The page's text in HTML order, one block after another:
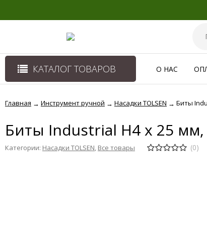
КАТАЛОГ ТОВАРОВ О НАС
Главная → Инструмент ручной → Насадки TOLSEN → Биты
Биты Industrial H4 x 25 мм,
Категории: Насадки TOLSEN, Все товары (0)